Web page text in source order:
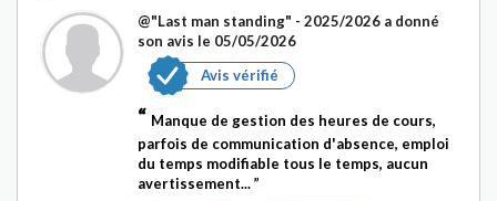
@"Last man standing" - 2025/2026 a donné
son avis le 05/05/2026
Avis vérifié
Manque de gestion des heures de cours,
parfois de communication d'absence, emploi
du temps modifiable tous le temps, aucun
avertissement...